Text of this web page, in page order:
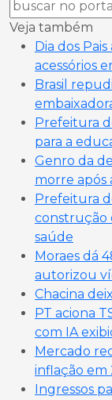
Veja também
Dia dos
acessórios
Brasil
Prefeitura
para a
Genro da
morre após
Prefeitura
construção
saúde
Moraes dá
autorizou
Chacina
PT aciona
com IA
Mercado
inflação em
Ingressos